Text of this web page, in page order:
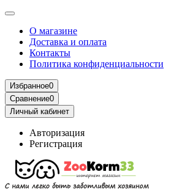
О магазине
Доставка и оплата
Контакты
Политика конфиденциальности
Избранное0
Сравнение0
Личный кабинет
Авторизация
Регистрация